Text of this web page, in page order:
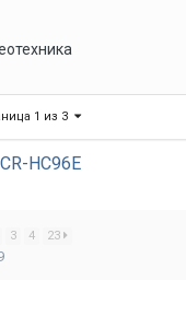
1 из 3
HC96E
3 4 23